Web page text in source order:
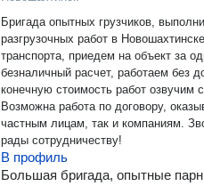
Бригада опытных грузчиков,
разгрузочных работ в
транспорта, приедем на объект за один час.
безналичный расчет, работаем без
конечную стоимость работ озвучим
Возможна работа по договору,
частным лицам, так и компаниям.
рады сотрудничеству!
В профиль
Большая бригада, опытные